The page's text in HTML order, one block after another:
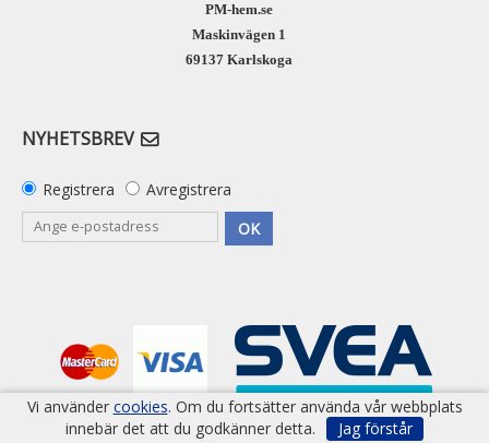
Vi använder cookies. Om du fortsätter använda vår webbplats
innebär det att du godkänner detta.
Jag förstår
PM-hem.se
Maskinvägen 1
69137 Karlskoga
NYHETSBREV
Registrera
Avregistrera
OK